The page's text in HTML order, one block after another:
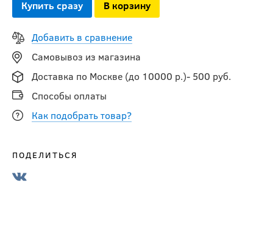
Купить сразу В корзину
Добавить в сравнение
Самовывоз из магазина
Доставка по Москве (до 10000 р.)- 500 руб.
Способы оплаты
Как подобрать товар?
ПОДЕЛИТЬСЯ